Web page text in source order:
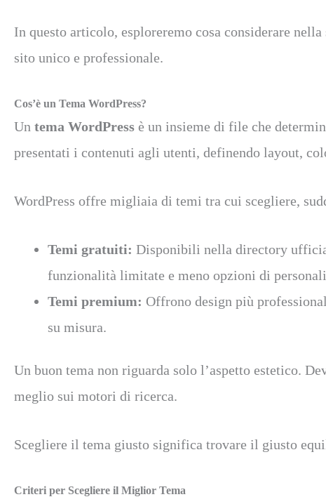
In questo articolo, esploreremo cosa considerare
sito unico e professionale.
Cos’è un Tema WordPress?
Un tema WordPress è un insieme di file che
presentati i contenuti agli utenti, definendo layout,
WordPress offre migliaia di temi tra cui scegliere,
Temi gratuiti: Disponibili nella directory
funzionalità limitate e meno opzioni di
Temi premium: Offrono design più
su misura.
Un buon tema non riguarda solo l’aspetto estetico.
meglio sui motori di ricerca.
Scegliere il tema giusto significa trovare il giusto
Criteri per Scegliere il Miglior Tema